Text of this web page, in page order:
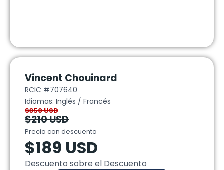
Vincent Chouinard
RCIC #707640
Idiomas: Inglés / Francés
$350 USD
$210 USD
Precio con descuento
$189 USD
Descuento sobre el Descuento